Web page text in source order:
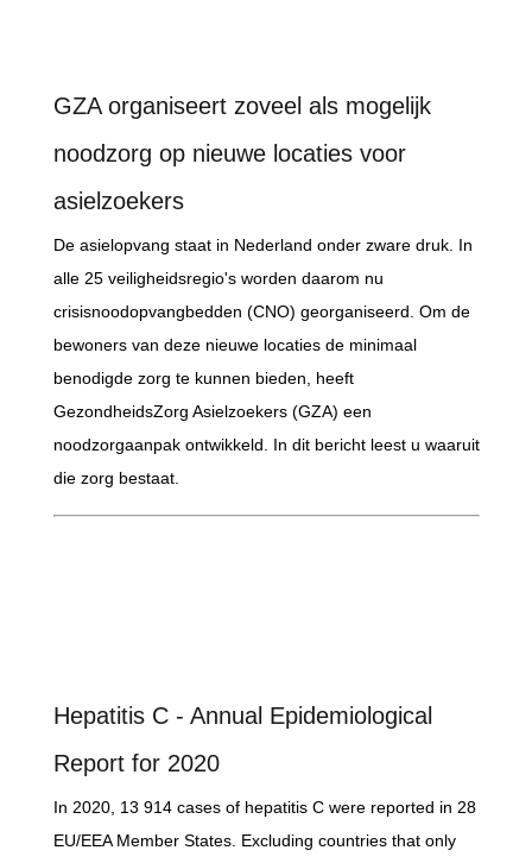
GZA organiseert zoveel als mogelijk
noodzorg op nieuwe locaties voor
asielzoekers
De asielopvang staat in Nederland onder zware druk. In
alle 25 veiligheidsregio's worden daarom nu
crisisnoodopvangbedden (CNO) georganiseerd. Om de
bewoners van deze nieuwe locaties de minimaal
benodigde zorg te kunnen bieden, heeft
GezondheidsZorg Asielzoekers (GZA) een
noodzorgaanpak ontwikkeld. In dit bericht leest u waaruit
die zorg bestaat.
Hepatitis C - Annual Epidemiological
Report for 2020
In 2020, 13 914 cases of hepatitis C were reported in 28
EU/EEA Member States. Excluding countries that only